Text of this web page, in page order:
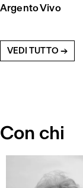
Argento Vivo
VEDI TUTTO →
Con chi